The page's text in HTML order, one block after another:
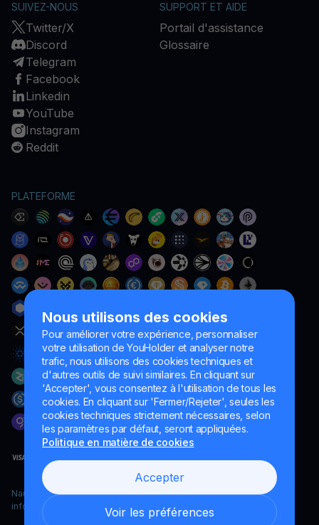
Nous utilisons des cookies
Pour améliorer votre expérience, personnaliser
votre utilisation de YouHolder et analyser notre
trafic, nous utilisons des cookies techniques et
d'autres outils de suivi similaires. En cliquant sur
'Accepter', vous consentez à l'utilisation de tous les
cookies. En cliquant sur 'Fermer/Rejeter', seules les
cookies techniques strictement nécessaires, selon
les paramètres par défaut, seront appliquées.
Politique en matière de cookies
Accepter
Voir les préférences
SUIVEZ-NOUS
Twitter/X
Discord
Telegram
Facebook
Linkedin
YouTube
Instagram
Reddit
SUPPORT ET AIDE
Portail d'assistance
Glossaire
PLATEFORME
Naumard LTD. – uniquement à des fins de développement
informatique, de recherche et de marketing